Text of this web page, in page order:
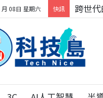
08日 星期六 快訊 跨世